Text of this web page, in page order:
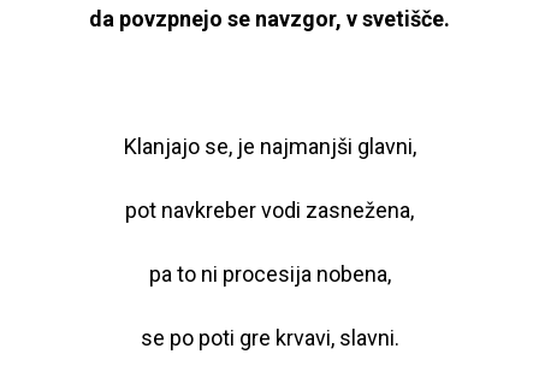
da povzpnejo se navzgor, v svetišče.
Klanjajo se, je najmanjši glavni,
pot navkreber vodi zasnežena,
pa to ni procesija nobena,
se po poti gre krvavi, slavni.